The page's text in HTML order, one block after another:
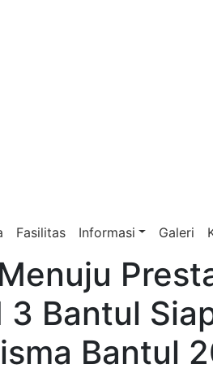
Fasilitas Informasi Galeri
3 Bantul
Bantul